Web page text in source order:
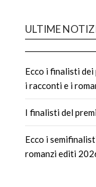
ULTIME
Ecco i finalisti
i racconti e i
I finalisti del
Ecco i
romanzi editi